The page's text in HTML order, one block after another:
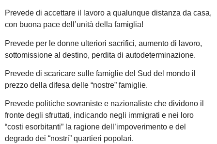
Prevede di accettare il lavoro a qualunque distanza da casa,
con buona pace dell’unità della famiglia!
Prevede per le donne ulteriori sacrifici, aumento di lavoro,
sottomissione al destino, perdita di autodeterminazione.
Prevede di scaricare sulle famiglie del Sud del mondo il
prezzo della difesa delle “nostre” famiglie.
Prevede politiche sovraniste e nazionaliste che dividono il
fronte degli sfruttati, indicando negli immigrati e nei loro
“costi esorbitanti” la ragione dell’impoverimento e del
degrado dei “nostri” quartieri popolari.